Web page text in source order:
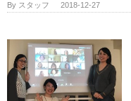
By スタッフ 2018-12-27